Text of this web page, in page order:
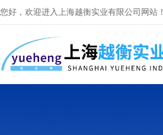
您好，欢迎进入上海越衡实业有限公司网站！